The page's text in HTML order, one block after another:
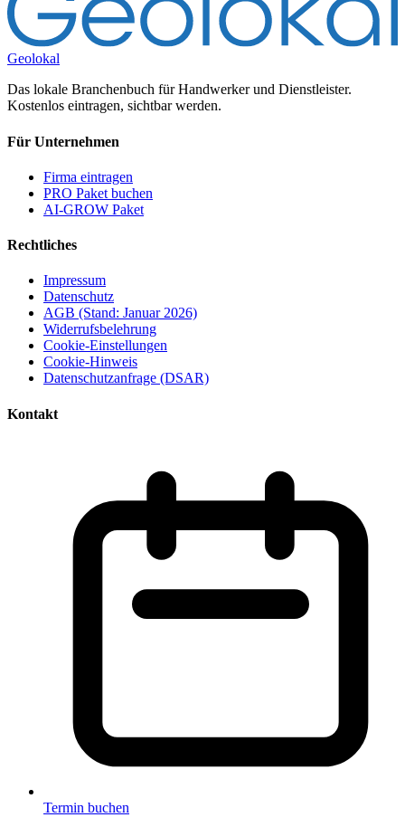
Geolokal
Das lokale Branchenbuch für Handwerker und Dienstleister.
Kostenlos eintragen, sichtbar werden.
Für Unternehmen
Firma eintragen
PRO Paket buchen
AI-GROW Paket
Rechtliches
Impressum
Datenschutz
AGB (Stand: Januar 2026)
Widerrufsbelehrung
Cookie-Einstellungen
Cookie-Hinweis
Datenschutzanfrage (DSAR)
Kontakt
Termin buchen